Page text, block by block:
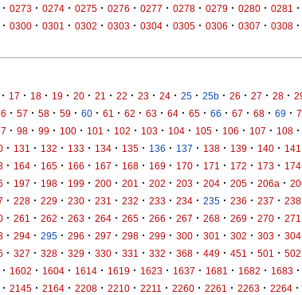
· 0273 · 0274 · 0275 · 0276 · 0277 · 0278 · 0279 · 0280 · 0281 ·
· 0300 · 0301 · 0302 · 0303 · 0304 · 0305 · 0306 · 0307 · 0308 ·
· 17 · 18 · 19 · 20 · 21 · 22 · 23 · 24 · 25 · 25b · 26 · 27 · 28 ·
· 57 · 58 · 59 · 60 · 61 · 62 · 63 · 64 · 65 · 66 · 67 · 68 · 69 ·
· 98 · 99 · 100 · 101 · 102 · 103 · 104 · 105 · 106 · 107 · 108 ·
· 131 · 132 · 133 · 134 · 135 · 136 · 137 · 138 · 139 · 140 · 141
· 164 · 165 · 166 · 167 · 168 · 169 · 170 · 171 · 172 · 173 · 174
· 197 · 198 · 199 · 200 · 201 · 202 · 203 · 204 · 205 · 206a ·
· 228 · 229 · 230 · 231 · 232 · 233 · 234 · 235 · 236 · 237 · 238
· 261 · 262 · 263 · 264 · 265 · 266 · 267 · 268 · 269 · 270 · 271
· 294 · 295 · 296 · 297 · 298 · 299 · 300 · 301 · 302 · 303 · 304
· 327 · 328 · 329 · 330 · 331 · 332 · 368 · 449 · 451 · 501 · 502
· 1602 · 1604 · 1614 · 1619 · 1623 · 1637 · 1681 · 1682 · 1683 ·
· 2145 · 2164 · 2208 · 2210 · 2211 · 2260 · 2261 · 2263 · 2264 ·